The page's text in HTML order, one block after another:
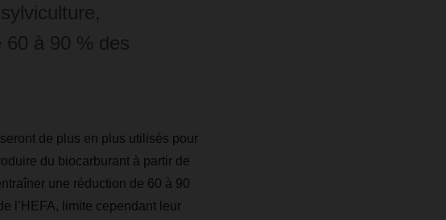
60 à 90 % des
de plus en plus utilisés pour
du biocarburant à partir de
une réduction de 60 à 90
l’HEFA, limite cependant leur